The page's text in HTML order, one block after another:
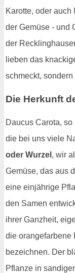
Karotte, oder
der Gemüse - und
der
lieben das
schmeckt,
Die Herkunft
Daucus Carota,
die bei uns viele
oder Wurzel , wir
Gemüse, das aus
eine einjährige
den Samen
ihrer Ganzheit,
die orangefarbene
bezeichnen. Der
Pflanze in